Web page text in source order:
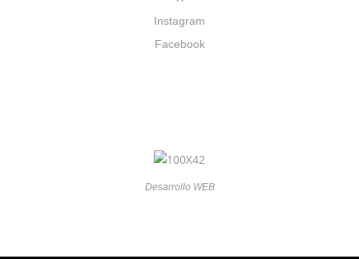
Instagram
Facebook
Desarrollo WEB